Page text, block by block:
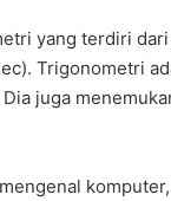
yang terdiri
Trigonometri
juga